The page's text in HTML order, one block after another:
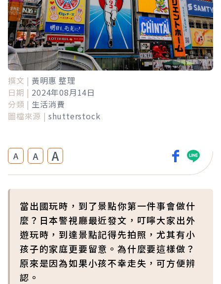
撰文 | 黃明惠 整理
日期 | 2024年08月14日
分類 | 生活消費
圖檔來源 | shutterstock
A A A
當出國玩時，到了景點你第一件事會做什
麼？日本警視廳最近發文，叮嚀大家出外
遊玩時，到達景點記得先拍照，尤其有小
孩子的家庭更要留意。為什麼要這樣做？
原來是因為如果小孩不幸走失，可方便辨
認。